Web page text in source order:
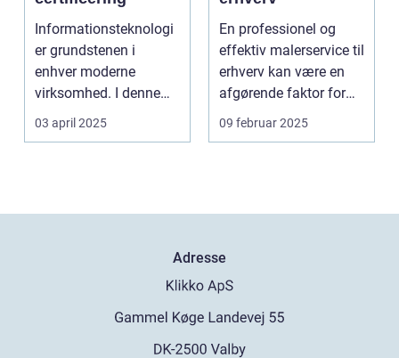
Informationsteknologi
er grundstenen i
enhver moderne
virksomhed. I denne
digitale tidsalder
st&arin...
03 april 2025
En professionel og
effektiv malerservice til
erhverv kan være en
afgørende faktor for
m...
09 februar 2025
Adresse